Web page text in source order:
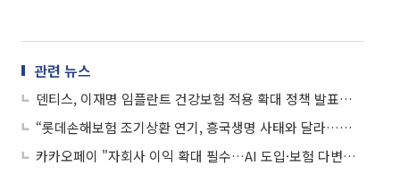
관련 뉴스
덴티스, 이재명 임플란트 건강보험 적용 확대 정책 발표에 상승세
“롯데손해보험 조기상환 연기, 흥국생명 사태와 달라…크레딧 이벤트 발생 제한적”
카카오페이 "자회사 이익 확대 필수…AI 도입·보험 다변화로 성장 가속화"